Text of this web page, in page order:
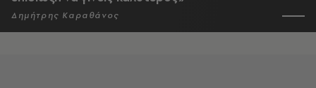
Δημήτρης Καραθάνος